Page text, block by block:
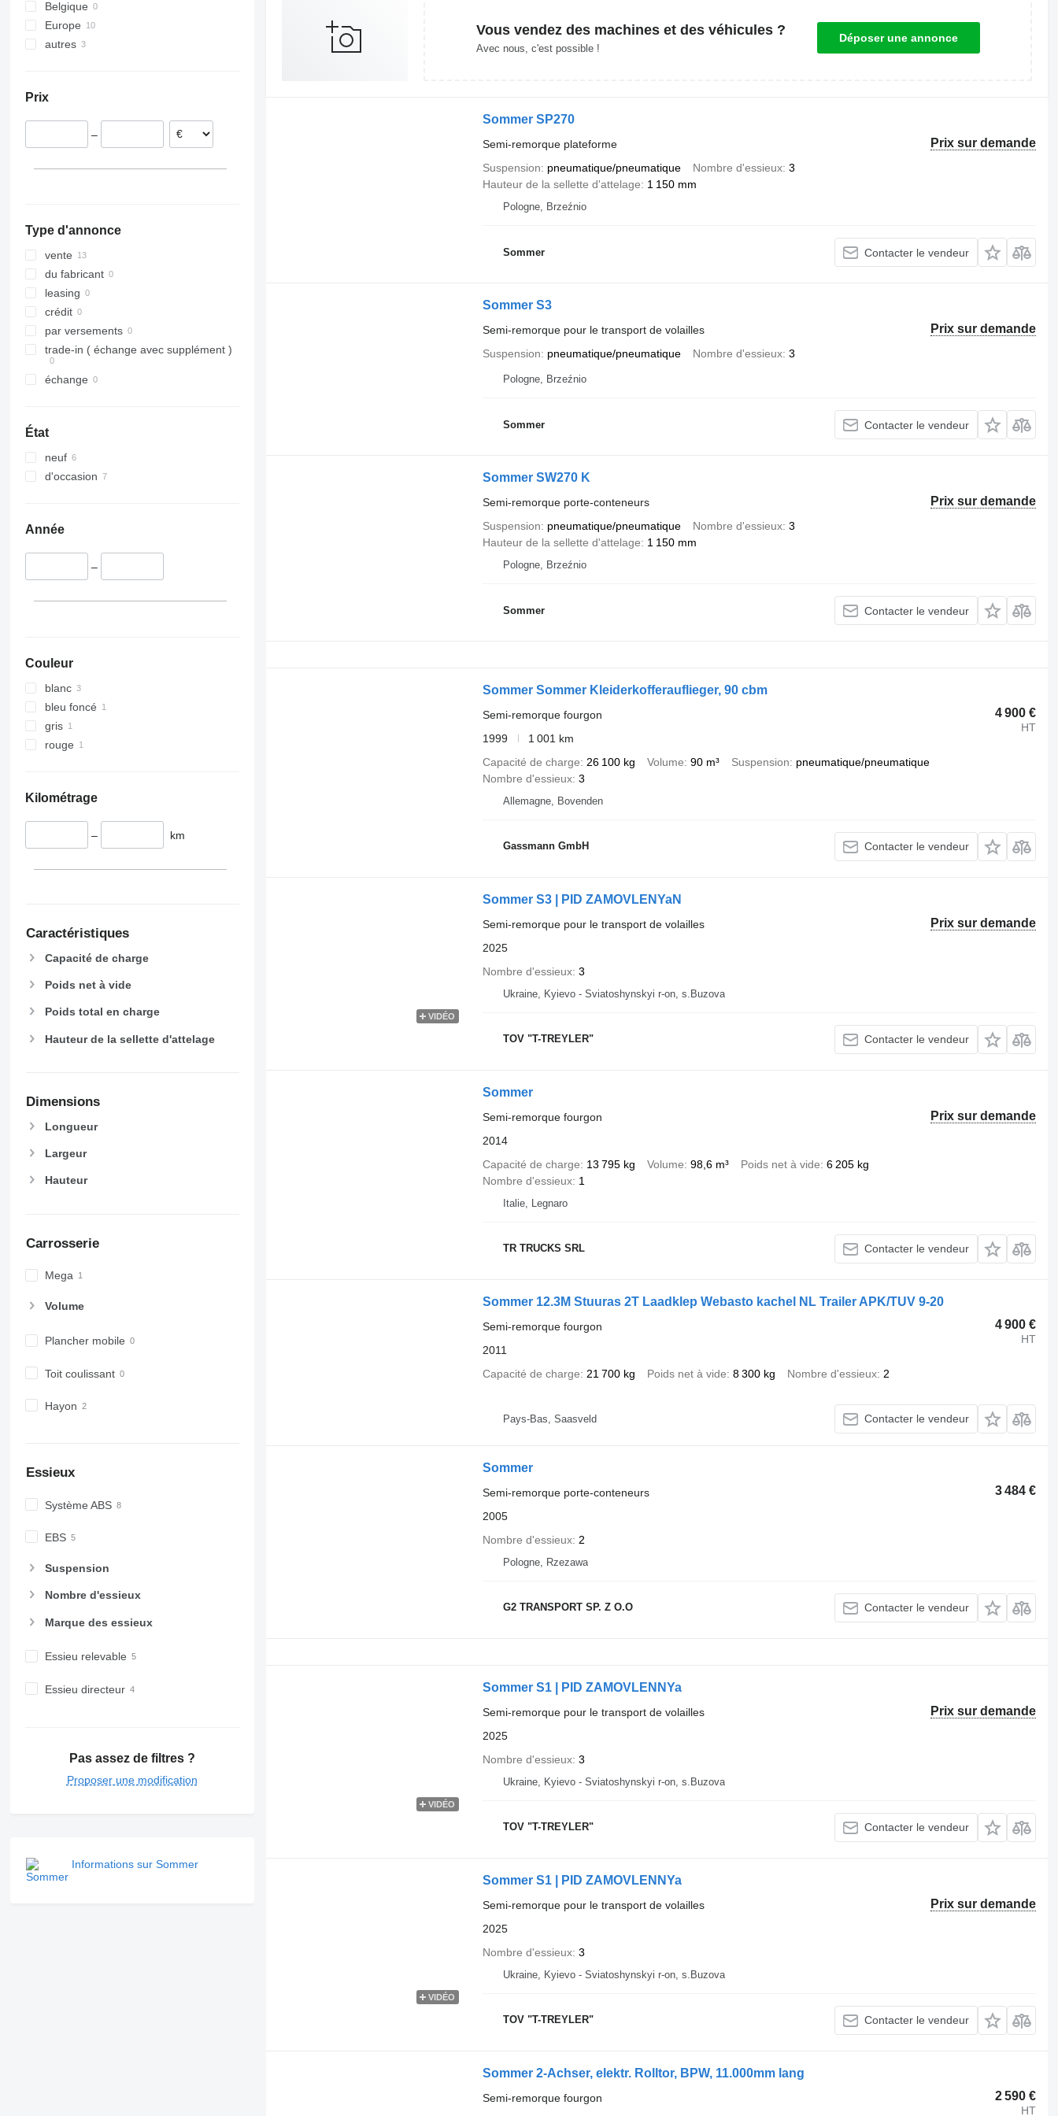
Belgique
Europe
Pologne
Italie
autres
Prix
–
Type d'annonce
vente
du fabricant
leasing
crédit
par versements
trade-in ( échange avec supplément )
échange
État
neuf
d'occasion
Année
–
Couleur
blanc
bleu foncé
gris
rouge
Kilométrage
– km
Caractéristiques
Capacité de charge
Poids net à vide
Poids total en charge
Hauteur de la sellette d'attelage
Dimensions
Longueur
Largeur
Hauteur
Carrosserie
Mega
Volume
Plancher mobile
Toit coulissant
Hayon
Essieux
Système ABS
EBS
Suspension
Nombre d'essieux
Marque des essieux
Essieu relevable
Essieu directeur
Pas assez de filtres ?
Proposer une modification
Informations sur Sommer
Vous vendez des machines et des véhicules ?
Avec nous, c'est possible !
Déposer une annonce
Sommer SP270
Prix sur demande
Semi-remorque plateforme
Suspension
pneumatique/pneumatique Nombre d'essieux 3
Hauteur de la sellette d'attelage
1 150 mm
Pologne, Brzeźnio
Sommer Contacter le vendeur
Sommer S3
Prix sur demande
Semi-remorque pour le transport de volailles
Suspension
pneumatique/pneumatique Nombre d'essieux 3
Pologne, Brzeźnio
Sommer Contacter le vendeur
Sommer SW270 K
Prix sur demande
Semi-remorque porte-conteneurs
Suspension
pneumatique/pneumatique Nombre d'essieux 3
Hauteur de la sellette d'attelage
1 150 mm
Pologne, Brzeźnio
Sommer Contacter le vendeur
Sommer Sommer Kleiderkofferauflieger, 90 cbm
4 900 €
HT
Semi-remorque fourgon
1999
1 001 km
Capacité de charge
26 100 kg Volume 90 m³ Suspension
pneumatique/pneumatique
Nombre d'essieux 3
Allemagne, Bovenden
Gassmann GmbH Contacter le vendeur
VIDÉO
Sommer S3 | PID ZAMOVLENYaN
Prix sur demande
Semi-remorque pour le transport de volailles
2025
Nombre d'essieux 3
Ukraine, Kyievo - Sviatoshynskyi r-on, s.Buzova
TOV "T-TREYLER" Contacter le vendeur
Sommer
Prix sur demande
Semi-remorque fourgon
2014
Capacité de charge
13 795 kg Volume 98,6 m³ Poids net à vide 6 205 kg
Nombre d'essieux 1
Italie, Legnaro
TR TRUCKS SRL Contacter le vendeur
Sommer 12.3M Stuuras 2T Laadklep Webasto kachel NL Trailer APK/TUV 9-20
4 900 €
HT
Semi-remorque fourgon
2011
Capacité de charge
21 700 kg Poids net à vide 8 300 kg Nombre d'essieux 2
Pays-Bas, Saasveld Contacter le vendeur
Sommer
3 484 €
Semi-remorque porte-conteneurs
2005
Nombre d'essieux 2
Pologne, Rzezawa
G2 TRANSPORT SP. Z O.O Contacter le vendeur
VIDÉO
Sommer S1 | PID ZAMOVLENNYa
Prix sur demande
Semi-remorque pour le transport de volailles
2025
Nombre d'essieux 3
Ukraine, Kyievo - Sviatoshynskyi r-on, s.Buzova
TOV "T-TREYLER" Contacter le vendeur
VIDÉO
Sommer S1 | PID ZAMOVLENNYa
Prix sur demande
Semi-remorque pour le transport de volailles
2025
Nombre d'essieux 3
Ukraine, Kyievo - Sviatoshynskyi r-on, s.Buzova
TOV "T-TREYLER" Contacter le vendeur
Sommer 2-Achser, elektr. Rolltor, BPW, 11.000mm lang
2 590 €
HT
Semi-remorque fourgon